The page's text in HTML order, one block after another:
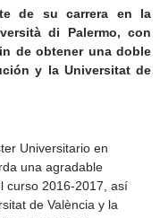
de su carrera en la
di Palermo, con
de obtener una doble
y la Universitat de
Universitario en
una agradable
curso 2016-2017, así
de València y la